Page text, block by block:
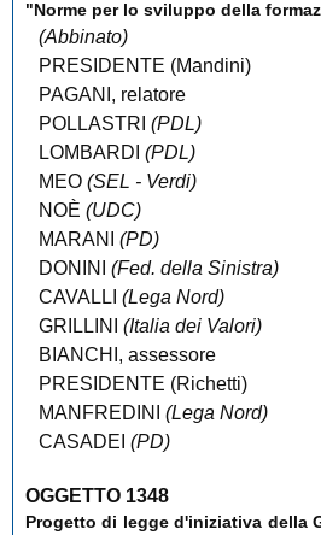
" Norme per lo sviluppo della
(Abbinato)
PRESIDENTE (Mandini)
PAGANI , relatore
POLLASTRI (PDL)
LOMBARDI (PDL)
MEO (SEL - Verdi)
NOÈ (UDC)
MARANI
(PD)
DONINI
(Fed. della Sinistra)
CAVALLI (Lega Nord)
GRILLINI
(Italia dei Valori)
BIANCHI ,assessore
PRESIDENTE (Richetti)
MANFREDINI
(Lega Nord)
CASADEI (PD)
OGGETTO 1348
Progetto di legged'iniziativa della